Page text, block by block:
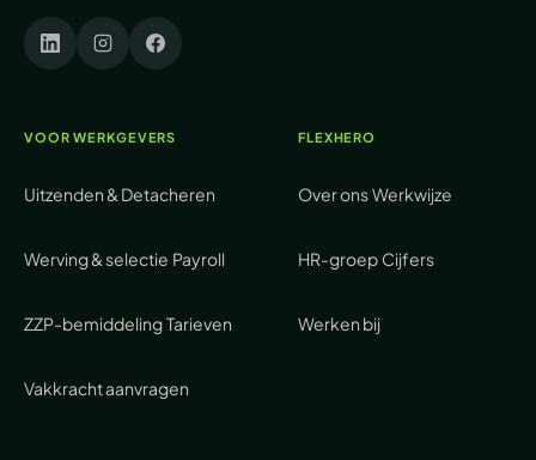
VOOR WERKGEVERS
Uitzenden & Detacheren
Werving & selectie Payroll
ZZP-bemiddelingTarieven
Vakkracht aanvragen
FLEXHERO
Over onsWerkwijze
HR-groep Cijfers
Werken bij